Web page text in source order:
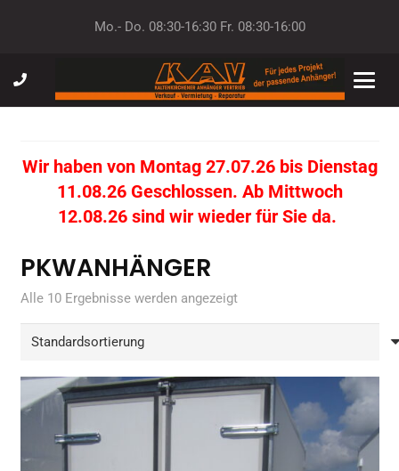
Mo.- Do. 08:30-16:30 Fr. 08:30-16:00
Wir haben von Montag 27.07.26 bis Dienstag
11.08.26 Geschlossen. Ab Mittwoch
12.08.26 sind wir wieder für Sie da.
PKWANHÄNGER
Alle 10 Ergebnisse werden angezeigt